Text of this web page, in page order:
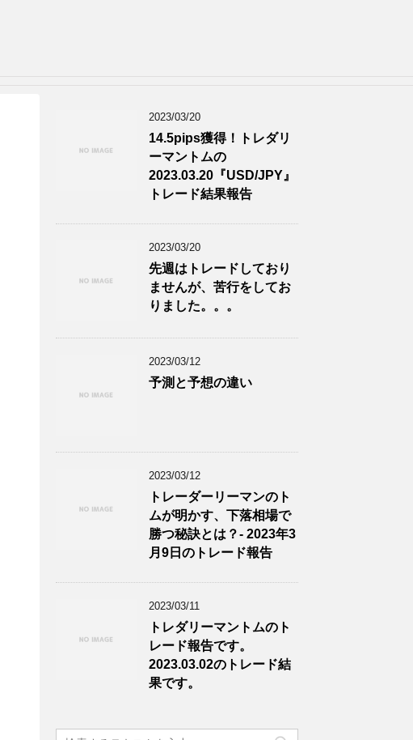
2023/03/20
14.5pips獲得！トレダリ
ーマントムの
2023.03.20『USD/JPY』
トレード結果報告
2023/03/20
先週はトレードしており
ませんが、苦行をしてお
りました。。。
2023/03/12
予測と予想の違い
2023/03/12
トレーダーリーマンのト
ムが明かす、下落相場で
勝つ秘訣とは？- 2023年3
月9日のトレード報告
2023/03/11
トレダリーマントムのト
レード報告です。
2023.03.02のトレード結
果です。